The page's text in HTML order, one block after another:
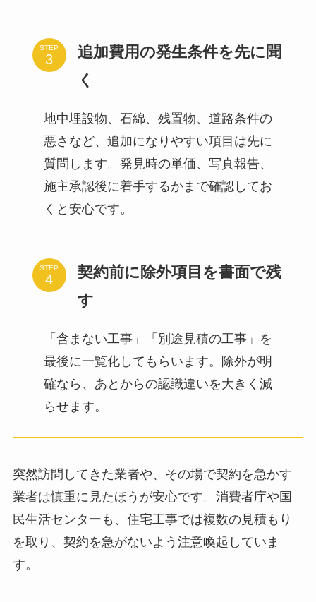
STEP
追加費用の発生条件を先に聞
く
地中埋設物、石綿、残置物、道路条件の
悪さなど、追加になりやすい項目は先に
質問します。発見時の単価、写真報告、
施主承認後に着手するかまで確認してお
くと安心です。
STEP
契約前に除外項目を書面で残
す
「含まない工事」「別途見積の工事」を
最後に一覧化してもらいます。除外が明
確なら、あとからの認識違いを大きく減
らせます。
突然訪問してきた業者や、その場で契約を急かす
業者は慎重に見たほうが安心です。消費者庁や国
民生活センターも、住宅工事では複数の見積もり
を取り、契約を急がないよう注意喚起していま
す。